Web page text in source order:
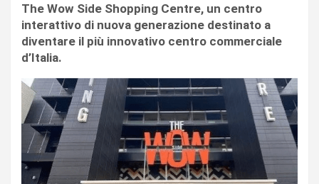
The Wow Side Shopping Centre, un centro
interattivo di nuova generazione destinato a
diventare il più innovativo centro commerciale
d’Italia.